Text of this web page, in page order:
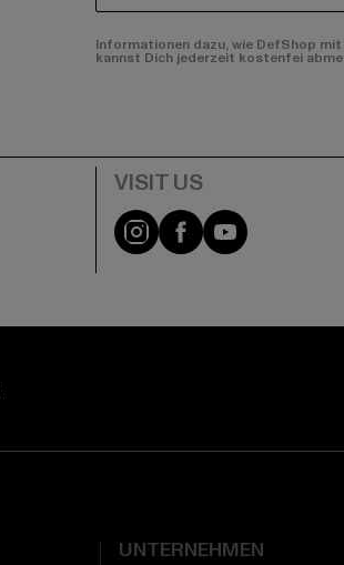
Informationen dazu, wie DefShop
kannst Dich jederzeit kostenfei
Visit our Instagram
Visit ourVisit our
UNTERNEHMEN